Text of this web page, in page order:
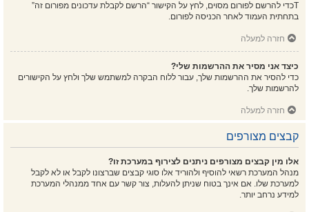
Tכדי להרשם לפורום מסוים, לחץ על הקישור “הרשם לקבלת עדכונים מפורום זה”
בתחתית העמוד לאחר הכניסה לפורום.
חזרה למעלה
כיצד אני מסיר את ההרשמות שלי?
כדי להסיר את ההרשמות שלך, עבור ללוח הבקרה למשתמש שלך ולחץ על הקישורים
להרשמות שלך.
חזרה למעלה
קבצים מצורפים
אלו מין קבצים מצורפים ניתנים לצירוף במערכת זו?
מנהל המערכת רשאי להוסיף ולהוריד אלו סוגי קבצים שברצונו לקבל או לא לקבל
למערכת שלו. אם אינך בטוח שניתן להעלות, צור קשר עם אחד ממנהלי המערכת
למידע נרחב יותר.